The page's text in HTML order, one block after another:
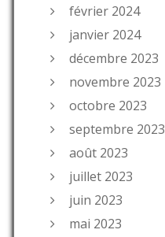
février 2024
janvier 2024
décembre 2023
novembre 2023
octobre 2023
septembre 2023
août 2023
juillet 2023
juin 2023
mai 2023